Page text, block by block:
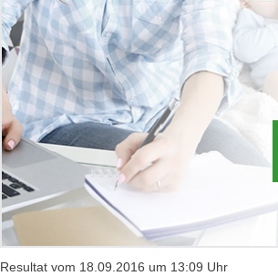
Resultat vom 18.09.2016 um 13:09 Uhr